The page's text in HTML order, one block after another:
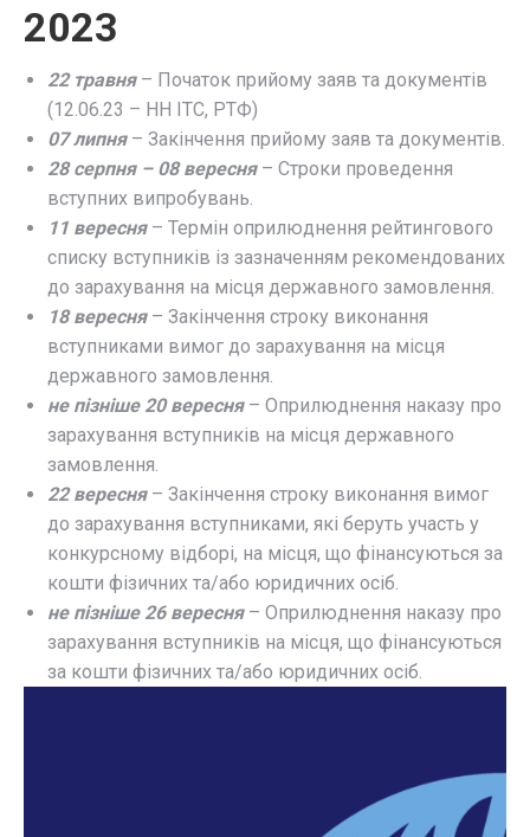
2023
22 травня – Початок прийому заяв та документів
(12.06.23 – НН ІТС, РТФ)
07 липня – Закінчення прийому заяв та документів.
28 серпня – 08 вересня – Строки проведення
вступних випробувань.
11 вересня– Термін оприлюднення рейтингового
списку вступників із зазначенням рекомендованих
до зарахування на місця державного замовлення.
18 вересня – Закінчення строку виконання
вступниками вимог до зарахування на місця
державного замовлення.
не пізніше 20 вересня – Оприлюднення наказу про
зарахування вступників на місця державного
замовлення.
22 вересня – Закінчення строку виконання вимог
до зарахування вступниками, які беруть участь у
конкурсному відборі, на місця, що фінансуються за
кошти фізичних та/або юридичних осіб.
не пізніше 26 вересня – Оприлюднення наказу про
зарахування вступників на місця, що фінансуються
за кошти фізичних та/або юридичних осіб.